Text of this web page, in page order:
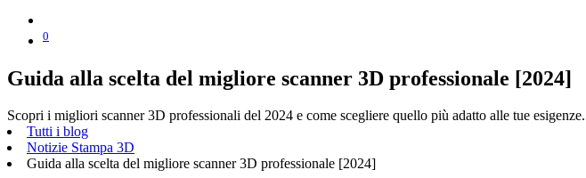
0
Guida alla scelta del migliore scanner 3D professionale [2024]
Scopri i migliori scanner 3D professionali del 2024 e come scegliere quello più adatto alle tue esigenze.
Tutti i blog
Notizie Stampa 3D
Guida alla scelta del migliore scanner 3D professionale [2024]